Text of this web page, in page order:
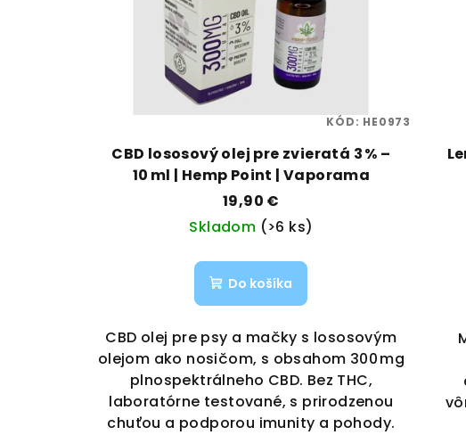
CBD lososový olej pre zvieratá 3 % –
10 ml | Hemp Point | Vaporama
19,90 €
Skladom (>6 ks)
Do košíka
CBD olej pre psy a mačky s lososovým
olejom ako nosičom, s obsahom 300 mg
plnospektrálneho CBD. Bez THC,
laboratórne testované, s prirodzenou
chuťou a podporou imunity a pohody.
KÓD: HE0973